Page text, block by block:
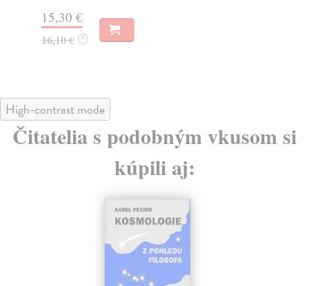
15,30 €
16,10 € ?
High-contrast mode
Čitatelia s podobným vkusom si
kúpili aj: